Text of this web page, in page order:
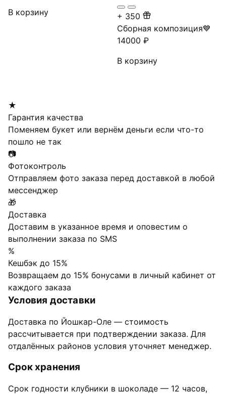
В корзину + 350
Сборная композиция💙
14000₽
В корзину
★
Гарантия качества
Поменяем букет или вернём деньги если что-то
пошло не так
📷
Фотоконтроль
Отправляем фото заказа перед доставкой в любой
мессенджер
🎁
Доставка
Доставим в указанное время и оповестим о
выполнении заказа по SMS
%
Кешбэк до 15%
Возвращаем до 15% бонусами в личный кабинет от
каждого заказа
Условия доставки
Доставка по Йошкар-Оле — стоимость
рассчитывается при подтверждении заказа. Для
отдалённых районов условия уточняет менеджер.
Срок хранения
Срок годности клубники в шоколаде — 12 часов,